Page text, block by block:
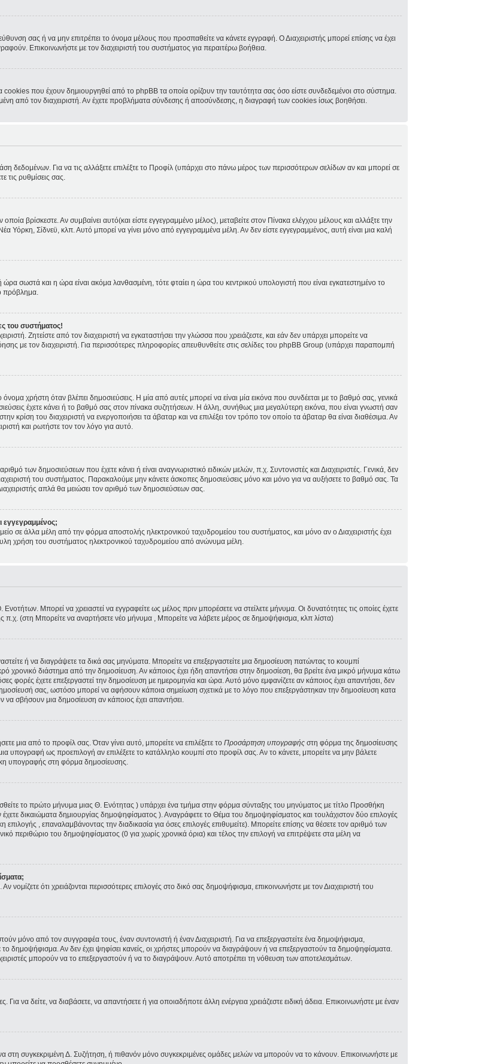
σας ή να μην επιτρέπει το όνομα μέλους που προσπαθείτε να κάνετε εγγραφή. Ο Διαχειριστής μπορεί επίσης να έχει
Επικοινωνήστε με τον διαχειριστή του συστήματος για περαιτέρω βοήθεια.
που έχουν δημιουργηθεί από το phpBB τα οποία ορίζουν την ταυτότητα σας όσο είστε συνδεδεμένοι στο σύστημα.
από τον διαχειριστή. Αν έχετε προβλήματα σύνδεσης ή αποσύνδεσης, η διαγραφή των cookies ίσως βοηθήσει.
δεδομένων. Για να τις αλλάξετε επιλέξτε το Προφίλ (υπάρχει στο πάνω μέρος των περισσότερων σελίδων αν και μπορεί σε
τις ρυθμίσεις σας.
βρίσκεστε. Αν συμβαίνει αυτό(και είστε εγγεγραμμένο μέλος), μεταβείτε στον Πίνακα ελέγχου μέλους και αλλάξτε την
Υόρκη, Σίδνεϋ, κλπ. Αυτό μπορεί να γίνει μόνο από εγγεγραμμένα μέλη. Αν δεν είστε εγγεγραμμένος, αυτή είναι μια καλή
ώρα σωστά και η ώρα είναι ακόμα λανθασμένη, τότε φταίει η ώρα του κεντρικού υπολογιστή που είναι εγκατεστημένο το
πρόβλημα.
του συστήματος!
Ζητείστε από τον διαχειριστή να εγκαταστήσει την γλώσσα που χρειάζεστε, και εάν δεν υπάρχει μπορείτε να
με τον διαχειριστή. Για περισσότερες πληροφορίες απευθυνθείτε στις σελίδες του phpBB Group (υπάρχει παραπομπή
χρήστη όταν βλέπει δημοσιεύσεις. Η μία από αυτές μπορεί να είναι μία εικόνα που συνδέεται με το βαθμό σας, γενικά
έχετε κάνει ή το βαθμό σας στον πίνακα συζητήσεων. Η άλλη, συνήθως μια μεγαλύτερη εικόνα, που είναι γνωστή σαν
κρίση του διαχειριστή να ενεργοποιήσει τα άβαταρ και να επιλέξει τον τρόπο τον οποίο τα άβαταρ θα είναι διαθέσιμα. Αν
και ρωτήστε τον τον λόγο για αυτό.
των δημοσιεύσεων που έχετε κάνει ή είναι αναγνωριστικό ειδικών μελών, π.χ. Συντονιστές και Διαχειριστές. Γενικά, δεν
του συστήματος. Παρακαλούμε μην κάνετε άσκοπες δημοσιεύσεις μόνο και μόνο για να αυξήσετε το βαθμό σας. Τα
απλά θα μειώσει τον αριθμό των δημοσιεύσεων σας.
εγγεγραμμένος;
σε άλλα μέλη από την φόρμα αποστολής ηλεκτρονικού ταχυδρομείου του συστήματος, και μόνο αν ο Διαχειριστής έχει
χρήση του συστήματος ηλεκτρονικού ταχυδρομείου από ανώνυμα μέλη.
Μπορεί να χρειαστεί να εγγραφείτε ως μέλος πριν μπορέσετε να στείλετε μήνυμα. Οι δυνατότητες τις οποίες έχετε
(στη Μπορείτε να αναρτήσετε νέο μήνυμα , Μπορείτε να λάβετε μέρος σε δημοψήφισμα, κλπ λίστα)
ή να διαγράψετε τα δικά σας μηνύματα. Μπορείτε να επεξεργαστείτε μια δημοσίευση πατώντας το κουμπί
χρονικό διάστημα από την δημοσίευση. Αν κάποιος έχει ήδη απαντήσει στην δημοσίεση, θα βρείτε ένα μικρό μήνυμα κάτω
φορές έχετε επεξεργαστεί την δημοσίευση με ημερομηνία και ώρα. Αυτό μόνο εμφανίζετε αν κάποιος έχει απαντήσει, δεν
σας, ωστόσο μπορεί να αφήσουν κάποια σημείωση σχετικά με το λόγο που επεξεργάστηκαν την δημοσίευση κατα
να σβήσουν μια δημοσίευση αν κάποιος έχει απαντήσει.
μια από το προφίλ σας. Όταν γίνει αυτό, μπορείτε να επιλέξετε τοΠροσάρτηση υπογραφής στη φόρμα της δημοσίευσης
υπογραφή ως προεπιλογή αν επιλέξετε το κατάλληλο κουμπί στο προφίλ σας. Αν το κάνετε, μπορείτε να μην βάλετε
υπογραφής στη φόρμα δημοσίευσης.
το πρώτο μήνυμα μιας Θ. Ενότητας ) υπάρχει ένα τμήμα στην φόρμα σύνταξης του μηνύματος με τίτλο Προσθήκη
δικαιώματα δημιουργίας δημοψηφίσματος ). Αναγράφετε το Θέμα του δημοψηφίσματος και τουλάχιστον δύο επιλογές
, επαναλαμβάνοντας την διαδικασία για όσες επιλογές επιθυμείτε). Μπορείτε επίσης να θέσετε τον αριθμό των
περιθώριο του δημοψηφίσματος (0 για χωρίς χρονικά όρια) και τέλος την επιλογή να επιτρέψετε στα μέλη να
νομίζετε ότι χρειάζονται περισσότερες επιλογές στο δικό σας δημοψήφισμα, επικοινωνήστε με τον Διαχειριστή του
μόνο από τον συγγραφέα τους, έναν συντονιστή ή έναν Διαχειριστή. Για να επεξεργαστείτε ένα δημοψήφισμα,
το δημοψήφισμα. Αν δεν έχει ψηφίσει κανείς, οι χρήστες μπορούν να διαγράψουν ή να επεξεργαστούν τα δημοψηφίσματα.
μπορούν να το επεξεργαστούν ή να το διαγράψουν. Αυτό αποτρέπει τη νόθευση των αποτελεσμάτων.
Για να δείτε, να διαβάσετε, να απαντήσετε ή για οποιαδήποτε άλλη ενέργεια χρειάζεστε ειδική άδεια. Επικοινωνήστε με έναν
στη συγκεκριμένη Δ. Συζήτηση, ή πιθανόν μόνο συγκεκριμένες ομάδες μελών να μπορούν να το κάνουν. Επικοινωνήστε με